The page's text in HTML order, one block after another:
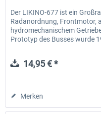
Der LIKINO-677 ist ein
Radanordnung, Frontmotor,
hydromechanischem
Prototyp des Busses wurde
14,95 € *
Merken